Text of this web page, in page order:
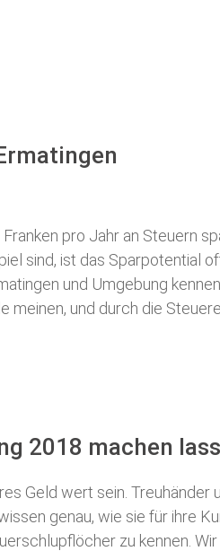
pro Jahr an Steuern
sind, ist das Sparpotential
und Umgebung
und durch die
2018 machen
Geld wert sein.
genau, wie sie für ihre
zu kennen.